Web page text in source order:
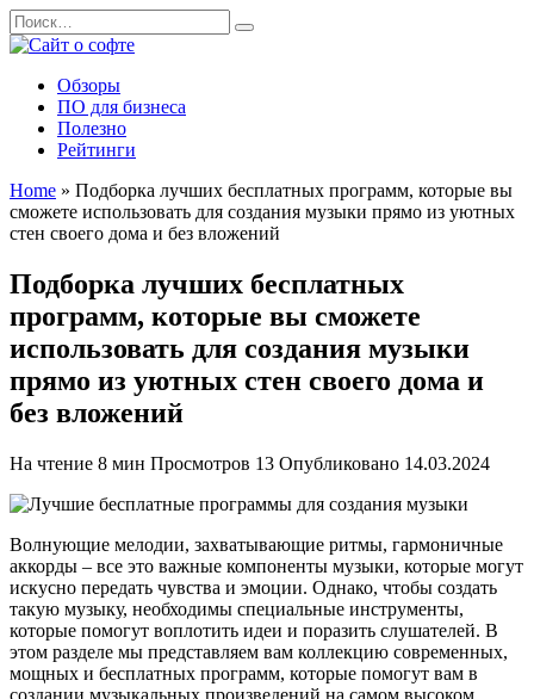
Перейти
к
содержанию
Search
for:
Обзоры
ПО для бизнеса
Полезно
Рейтинги
Home » Подборка лучших бесплатных программ, которые вы
сможете использовать для создания музыки прямо из уютных
стен своего дома и без вложений
Подборка лучших бесплатных
программ, которые вы сможете
использовать для создания музыки
прямо из уютных стен своего дома и
без вложений
На чтение 8 мин Просмотров 13 Опубликовано 14.03.2024
Волнующие мелодии, захватывающие ритмы, гармоничные
аккорды – все это важные компоненты музыки, которые могут
искусно передать чувства и эмоции. Однако, чтобы создать
такую музыку, необходимы специальные инструменты,
которые помогут воплотить идеи и поразить слушателей. В
этом разделе мы представляем вам коллекцию современных,
мощных и бесплатных программ, которые помогут вам в
создании музыкальных произведений на самом высоком